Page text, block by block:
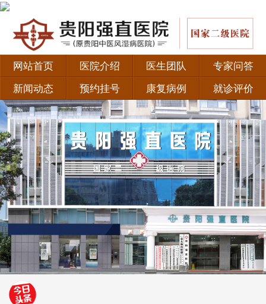
网站首页 医院介绍 医生团队
专家问答
新闻动态
预约挂号 康复病例 就诊评价